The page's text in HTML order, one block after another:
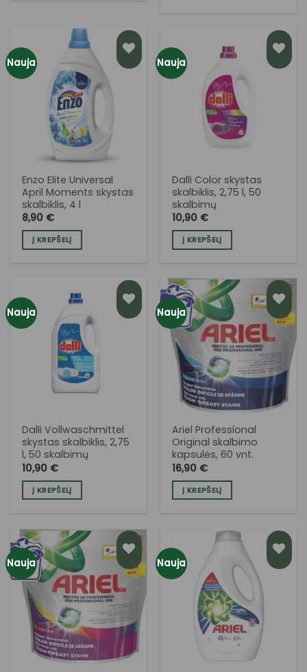
Nauja
PRIDĖTI
Enzo Elite Universal
April Moments skystas
skalbiklis, 4 l
8,90 €
Į KREPŠELĮ
Nauja
Dalli Color skystas
skalbiklis, 2,75 l, 50
skalbimų
10,90 €
Į KREPŠELĮ
Nauja
Dalli Vollwaschmittel
skystas skalbiklis, 2,75
l, 50 skalbimų
10,90 €
Į KREPŠELĮ
Nauja
PRIDĖTI
Į NORŲ
SĄRAŠĄ
Ariel Professional
Original skalbimo
kapsulės, 60 vnt.
16,90 €
Į KREPŠELĮ
Nauja
PRIDĖTI
Į NORŲ
SĄRAŠĄ
Nauja
PRIDĖTI
SĄRAŠĄ